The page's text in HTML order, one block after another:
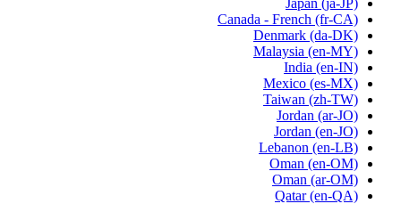
Japan (ja-JP)
Canada - French (fr-CA)
Denmark (da-DK)
Malaysia (en-MY)
India (en-IN)
Mexico (es-MX)
Taiwan (zh-TW)
Jordan (ar-JO)
Jordan (en-JO)
Lebanon (en-LB)
Oman (en-OM)
Oman (ar-OM)
Qatar (en-QA)